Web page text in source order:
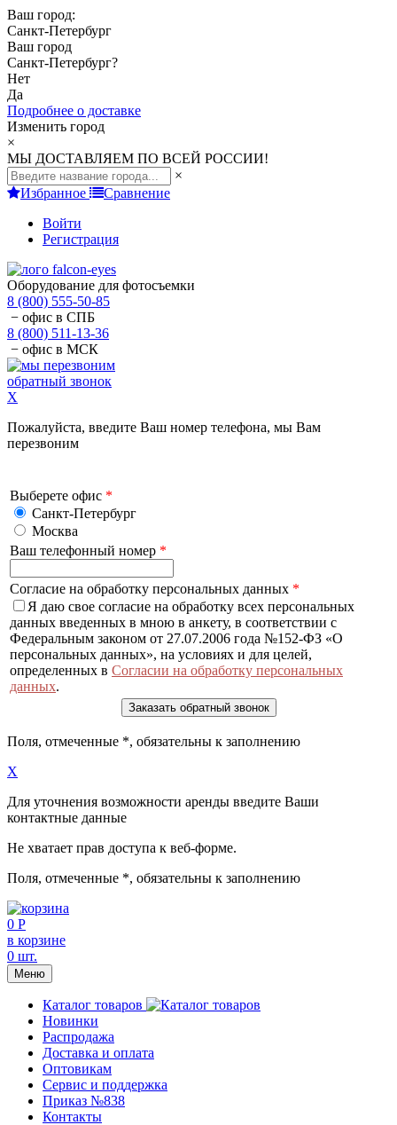
Ваш город:
Санкт-Петербург
Ваш город
Санкт-Петербург?
Нет
Да
Подробнее о доставке
Изменить город
×
МЫ ДОСТАВЛЯЕМ ПО ВСЕЙ РОССИИ!
×
Избранное
Сравнение
Войти
Регистрация
Оборудование для фотосъемки
8 (800) 555-50-85
− офис в СПБ
8 (800) 511-13-36
− офис в МСК
обратный звонок
X
Пожалуйста, введите Ваш номер телефона, мы Вам
перезвоним
Выберете офис *
Санкт-Петербург
Москва
Ваш телефонный номер *
Согласие на обработку персональных данных *
Я даю свое согласие на обработку всех персональных
данных введенных в мною в анкету, в соответствии с
Федеральным законом от 27.07.2006 года №152-ФЗ «О
персональных данных», на условиях и для целей,
определенных в Согласии на обработку персональных
данных.
Поля, отмеченные *, обязательны к заполнению
X
Для уточнения возможности аренды введите Ваши
контактные данные
Не хватает прав доступа к веб-форме.
Поля, отмеченные *, обязательны к заполнению
0 Р
в корзине
0 шт.
Меню
Каталог товаров
Новинки
Распродажа
Доставка и оплата
Оптовикам
Сервис и поддержка
Приказ №838
Контакты